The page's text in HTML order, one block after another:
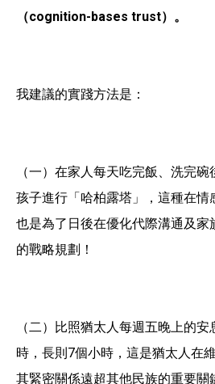
（cognition-bases trust）。
我建議的實踐方法是：
（一）在家人每天吃完飯、洗完
孩子進行「哈柏露塔」，這種在情
也是為了日後在優化代際溝通及家
的戰略規劃！
（二）比照猶太人每週五晚上的
時，長則7個小時，這是猶太人在
其緊密關係遠超其他民族的重要關